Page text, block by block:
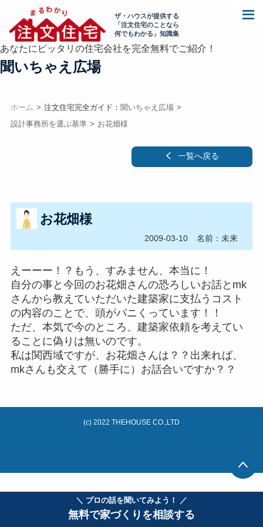
＼ プロの話を聞いてみよう！ ／
無料で家づくりを相談する
ザ・ハウスが提供する
「注文住宅のことなら
何でもわかる」知識集
あなたにピッタリの住宅会社を完全無料でご紹介！
聞いちゃえ広場
ホーム 注文住宅完全ガイド： 聞いちゃえ広場
設計事務所を選ぶ基準
お花畑様
一覧へ戻る
お花畑様
2009-03-10 名前：未来
えーーー！？もう、すみません、本当に！
自分の事と今回のお花畑さんの恐ろしいお話とmk
さんから教えていただいた建築家に支払うコスト
の内容のことで、頭がパニくっています！！
ただ、本気で今のところ、建築家依頼を考えてい
ることに偽りは無いのです。
私は関西域ですが、お花畑さんは？？出来れば、
mkさんも交えて（勝手に）お話合いですか？？
(c) 2022 THEHOUSE CO.,LTD